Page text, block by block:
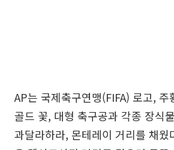
AP는 국제축구연맹(FIFA) 로고, 주
골드 꽃, 대형 축구공과 각종 장식
과달라하라, 몬테레이 거리를 채웠